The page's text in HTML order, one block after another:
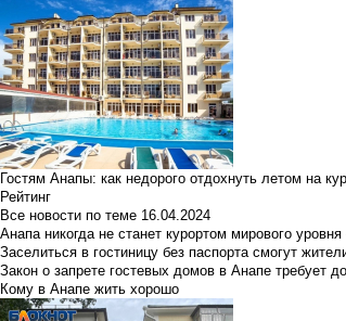
Гостям Анапы: как недорого отдохнуть летом на
Рейтинг
Все новости по теме 16.04.2024
Анапа никогда не станет курортом мирового
Заселиться в гостиницу без паспорта смогут
Закон о запрете гостевых домов в Анапе требует
Кому в Анапе жить хорошо